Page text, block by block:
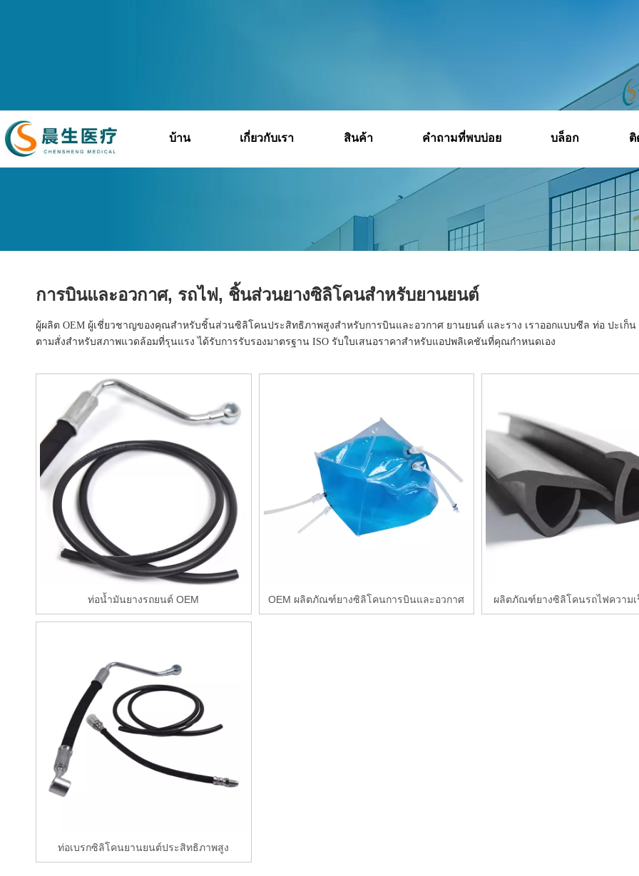
บ้าน เกี่ยวกับเรา สินค้า คำถามที่พบบ่อย บล็อก
ติ
การบินและอวกาศ, รถไฟ, ชิ้นส่วนยางซิลิโคนสำหรับยานยนต์
ผู้ผลิต OEM ผู้เชี่ยวชาญของคุณสำหรับชิ้นส่วนซิลิโคนประสิทธิภาพสูงสำหรับการบินและอวกาศ ยานยนต์ และราง เราออกแบบซีล ท่อ ปะเก็
ตามสั่งสำหรับสภาพแวดล้อมที่รุนแรง ได้รับการรับรองมาตรฐาน ISO รับใบเสนอราคาสำหรับแอปพลิเคชันที่คุณกำหนดเอง
ท่อน้ำมันยางรถยนต์ OEM
OEM ผลิตภัณฑ์ยางซิลิโคนการบินและอวกาศ
ผลิตภัณฑ์ยางซิลิโคนรถไฟความเ
ท่อเบรกซิลิโคนยานยนต์ประสิทธิภาพสูง